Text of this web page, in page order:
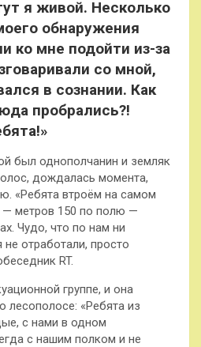
я живой. Несколько
обнаружения
ко мне подойти из-за
со мной,
в сознании. Как
пробрались?!
был однополчанин и земляк
дождалась момента,
«Ребята втроём на самом
— метров 150 по полю —
Чудо, что по нам ни
не отработали, просто
RT.
группе, и она
лесополосе: «Ребята из
с нами в одном
с нашим полком и не